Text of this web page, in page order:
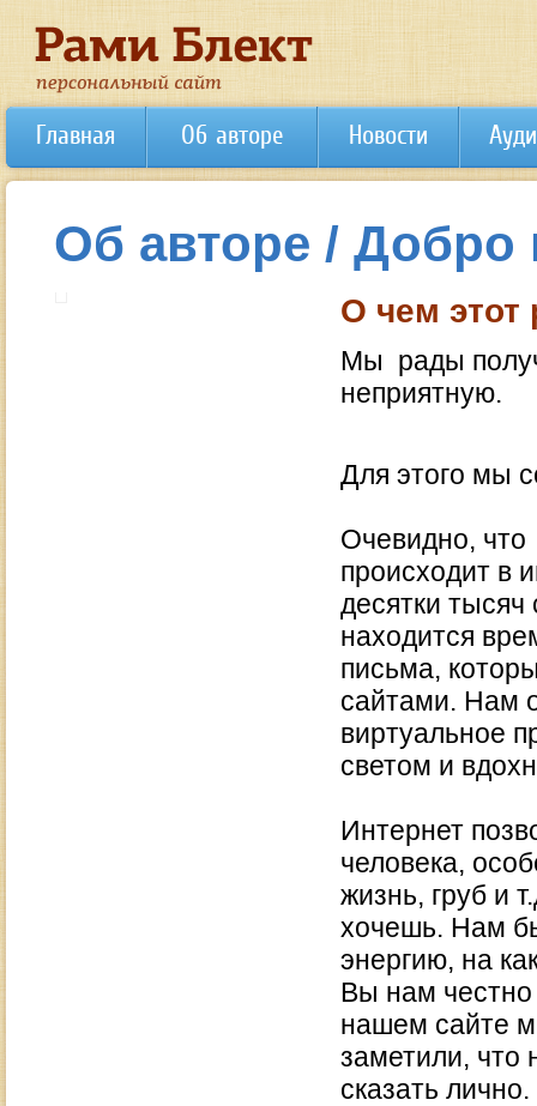
Главная Об авторе Новости
Об авторе / Добро
О чем этот
Мы рады
неприятную.
Для этого мы
Очевидно,
происходит в
десятки
находится
письма,
сайтами. Нам
виртуальное
светом и
Интернет
человека,
жизнь, груб и
хочешь. Нам
энергию, на
Вы нам честно
нашем сайте
заметили, что
сказать